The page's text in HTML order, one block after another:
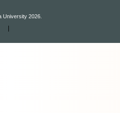
University 2026.
|